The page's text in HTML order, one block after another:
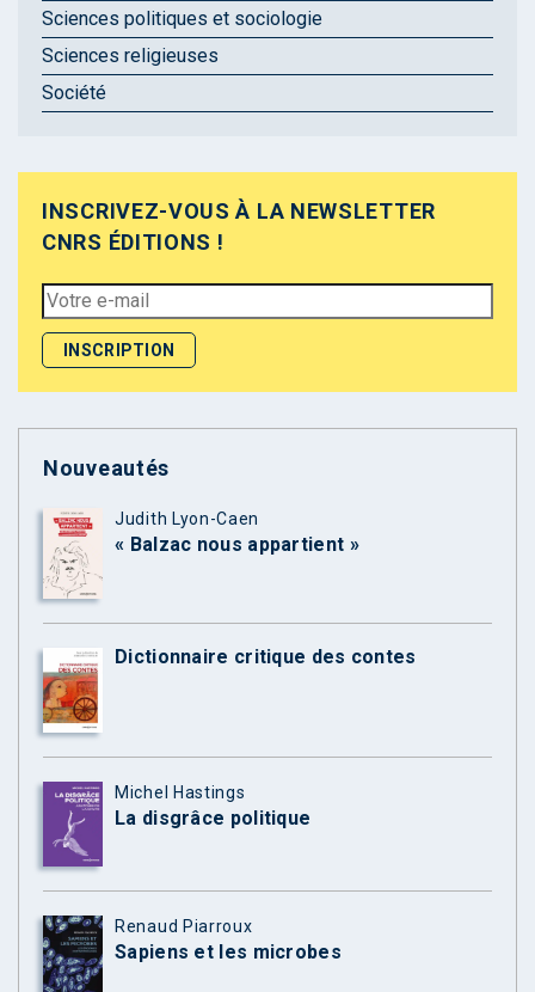
Sciences politiques et sociologie
Sciences religieuses
Société
INSCRIVEZ-VOUS À LA NEWSLETTER
CNRS ÉDITIONS !
Nouveautés
Judith Lyon-Caen
« Balzac nous appartient »
Dictionnaire critique des contes
Michel Hastings
La disgrâce politique
Renaud Piarroux
Sapiens et les microbes